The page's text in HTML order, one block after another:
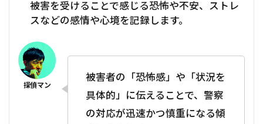
被害を受けることで感じる恐怖や不安、ストレ
スなどの感情や心境を記録します。
被害者の「恐怖感」や「状況を
具体的」に伝えることで、警察
の対応が迅速かつ慎重になる傾